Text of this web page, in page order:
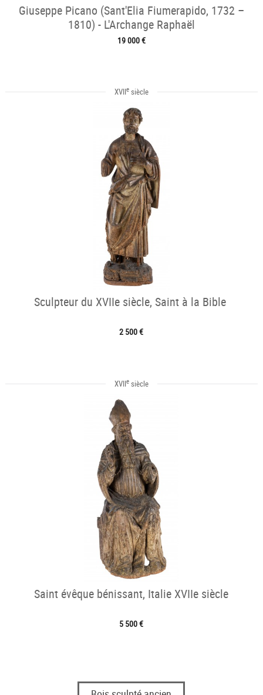
Giuseppe Picano (Sant'Elia Fiumerapido, 1732 –
1810) - L'Archange Raphaël
19 000 €
XVIIesiècle
Sculpteur du XVIIe siècle, Saint à la Bible
2 500 €
XVIIesiècle
Saint évêque bénissant, Italie XVIIe siècle
5 500 €